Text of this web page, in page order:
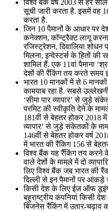
विश्व बैंक वर्ष 2003 से हर
सूची जारी करता है. इसमें वह
करता है.
जिन 10 पैमानों के आधार पर
कनेक्शन, कॉन्ट्रैक्ट लागू
रजिस्ट्रेशन, दिवालिया
मिलना, इन्वेस्टर्स के हितों की
शामिल हैं. एक 11वां पैमाना
देशों की रैंकिंग तय करते समय
भारत 10 मानकों में से 6
कामयाब रहा है. सबसे
‘सीमा पार व्यापार’ से जुड़े
परमिट की स्वीकृति देने के
181वीं से बेहतर होकर 2018 में
व्यापार’ से जुड़े संकेतकों के
146वीं से बेहतर होकर वर्ष
में भारत की रैंकिग 156 से
विश्व बैंक यह रैंकिंग तय करने
वाले देशों के मामले में दो
लिए विश्व बैंक जब भारत की
दिल्ली से इन पैमानों पर आंकड़े
किसी देश के लिए ईज ऑफ डूइंग
बहुराष्ट्रीय कंपनियां किसी
बिजनेस रैंकिंग में उतार-चढ़ाव